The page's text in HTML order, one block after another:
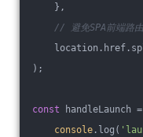
},
// 避免SPA前端路
);
const handleLaunch =
console .log(